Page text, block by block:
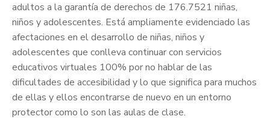
adultos a la garantía de derechos de 176.7521 niñas,
niños y adolescentes. Está ampliamente evidenciado las
afectaciones en el desarrollo de niñas, niños y
adolescentes que conlleva continuar con servicios
educativos virtuales 100% por no hablar de las
dificultades de accesibilidad y lo que significa para muchos
de ellas y ellos encontrarse de nuevo en un entorno
protector como lo son las aulas de clase.